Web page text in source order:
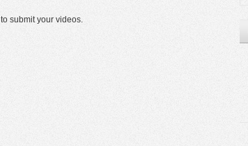
to submit your videos.